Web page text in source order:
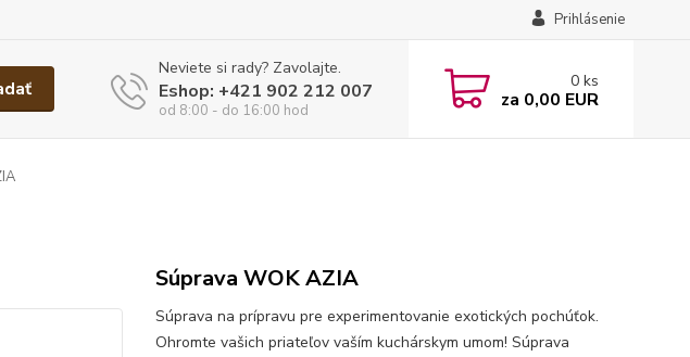
Prihlásenie
Neviete si rady? Zavolajte.
Eshop: +421 902 212 007
od 8:00 - do 16:00 hod
0 ks
za 0,00 EUR
Súprava WOK AZIA
Súprava na prípravu pre experimentovanie exotických pochúťok.
Ohromte vašich priateľov vaším kuchárskym umom! Súprava